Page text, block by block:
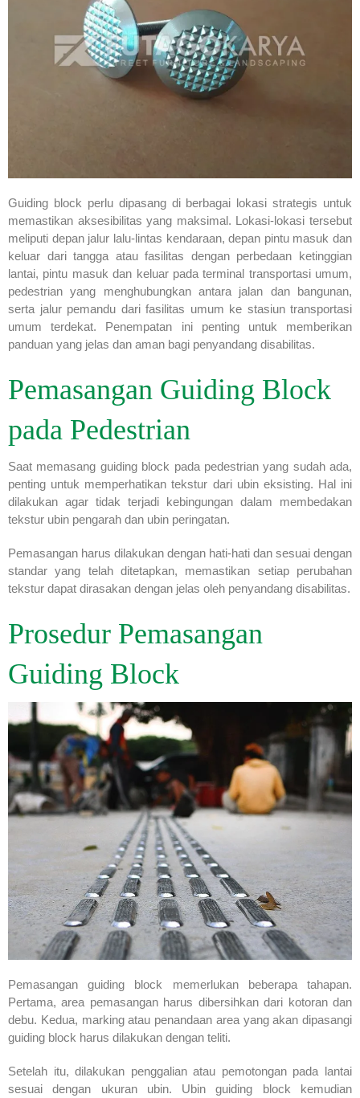
Guiding block perlu dipasang di berbagai lokasi strategis untuk
memastikan aksesibilitas yang maksimal. Lokasi-lokasi tersebut
meliputi depan jalur lalu-lintas kendaraan, depan pintu masuk dan
keluar dari tangga atau fasilitas dengan perbedaan ketinggian
lantai, pintu masuk dan keluar pada terminal transportasi umum,
pedestrian yang menghubungkan antara jalan dan bangunan,
serta jalur pemandu dari fasilitas umum ke stasiun transportasi
umum terdekat. Penempatan ini penting untuk memberikan
panduan yang jelas dan aman bagi penyandang disabilitas.
Pemasangan Guiding Block
pada Pedestrian
Saat memasang guiding block pada pedestrian yang sudah ada,
penting untuk memperhatikan tekstur dari ubin eksisting. Hal ini
dilakukan agar tidak terjadi kebingungan dalam membedakan
tekstur ubin pengarah dan ubin peringatan.
Pemasangan harus dilakukan dengan hati-hati dan sesuai dengan
standar yang telah ditetapkan, memastikan setiap perubahan
tekstur dapat dirasakan dengan jelas oleh penyandang disabilitas.
Prosedur Pemasangan
Guiding Block
Pemasangan guiding block memerlukan beberapa tahapan.
Pertama, area pemasangan harus dibersihkan dari kotoran dan
debu. Kedua, marking atau penandaan area yang akan dipasangi
guiding block harus dilakukan dengan teliti.
Setelah itu, dilakukan penggalian atau pemotongan pada lantai
sesuai dengan ukuran ubin. Ubin guiding block kemudian